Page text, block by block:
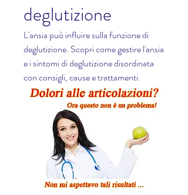
deglutizione
L'ansia può influire sulla funzione di
deglutizione. Scopri come gestire l'ansia
e i sintomi di deglutizione disordinata
con consigli, cause e trattamenti.